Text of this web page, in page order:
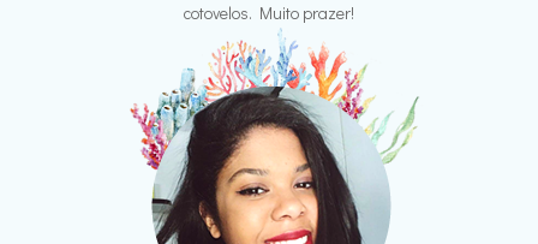
cotovelos. Muito prazer!